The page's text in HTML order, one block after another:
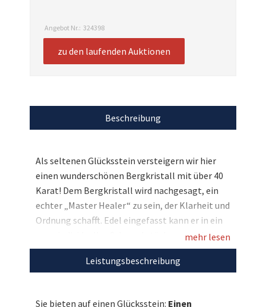
Angebot Nr.: 324398
zu den laufenden Auktionen
Beschreibung
Als seltenen Glücksstein versteigern wir hier
einen wunderschönen Bergkristall mit über 40
Karat! Dem Bergkristall wird nachgesagt, ein
echter „Master Healer“ zu sein, der Klarheit und
Ordnung schafft. Edel eingefasst kann er in ein
ganz individuelles Schmuckstück verwandelt
und verschenkt werden. Also bieten Sie mit und
sichern Sie sich diesen besonderen Edelstein
mehr lesen
Leistungsbeschreibung
Sie bieten auf einen Glücksstein: Einen